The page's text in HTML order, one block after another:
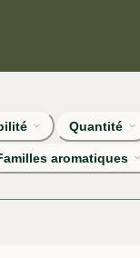
Quantité
aromatiques